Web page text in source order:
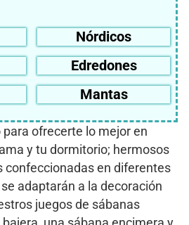
Nórdicos
Edredones
Mantas
para ofrecerte lo mejor en
y tu dormitorio; hermosos
confeccionadas en diferentes
adaptarán a la decoración
juegos de sábanas